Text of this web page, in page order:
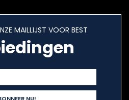
MAILLIJST VOOR BEST